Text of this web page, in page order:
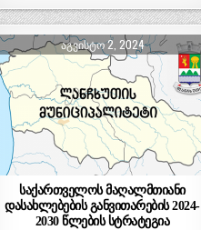
ᲐᲒᲕᲘᲡᲢᲝ 2, 2024
საქართველოს მაღალმთიანი
დასახლებების განვითარების 2024-
2030 წლების სტრატეგია